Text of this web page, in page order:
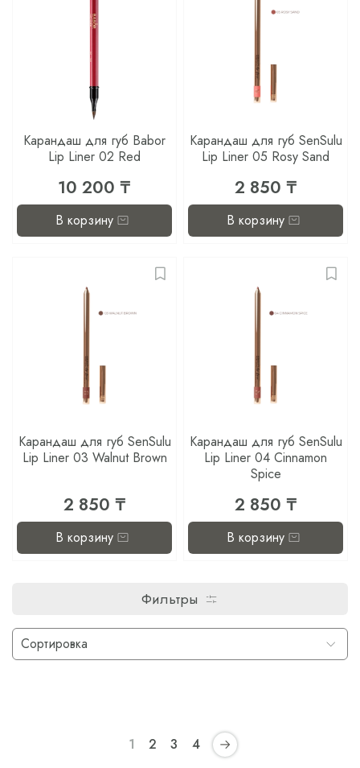
Карандаш для губ Babor
Lip Liner 02 Red
10 200 ₸
В корзину
Карандаш для губ SenSulu
Lip Liner 05 Rosy Sand
2 850 ₸
В корзину
Карандаш для губ SenSulu
Lip Liner 03 Walnut Brown
2 850 ₸
В корзину
Карандаш для губ SenSulu
Lip Liner 04 Cinnamon
Spice
2 850 ₸
В корзину
Фильтры
1 2 3 4